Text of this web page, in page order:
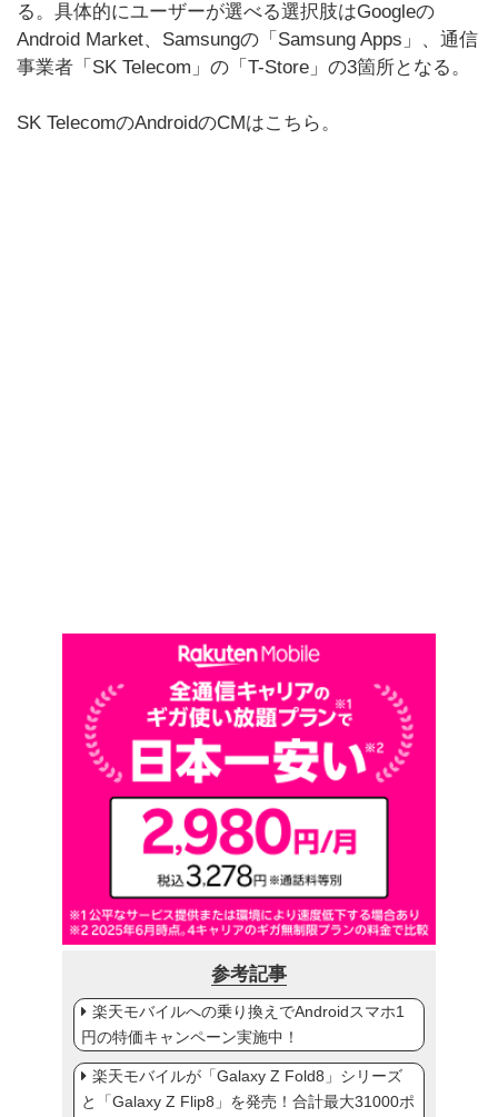
る。具体的にユーザーが選べる選択肢はGoogleの
Android Market、Samsungの「Samsung Apps」、通信
事業者「SK Telecom」の「T-Store」の3箇所となる。
SK TelecomのAndroidのCMはこちら。
参考記事
楽天モバイルへの乗り換えでAndroidスマホ1
円の特価キャンペーン実施中！
楽天モバイルが「Galaxy Z Fold8」シリーズ
と「Galaxy Z Flip8」を発売！合計最大31000ポ